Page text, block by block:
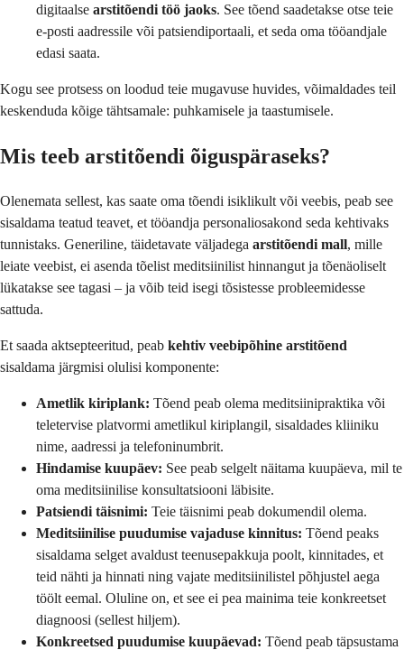
digitaalse arstitõendi töö jaoks. See tõend saadetakse otse teie
e-posti aadressile või patsiendiportaali, et seda oma tööandjale
edasi saata.
Kogu see protsess on loodud teie mugavuse huvides, võimaldades teil
keskenduda kõige tähtsamale: puhkamisele ja taastumisele.
Mis teeb arstitõendi õiguspäraseks?
Olenemata sellest, kas saate oma tõendi isiklikult või veebis, peab see
sisaldama teatud teavet, et tööandja personaliosakond seda kehtivaks
tunnistaks. Generiline, täidetavate väljadega arstitõendi mall, mille
leiate veebist, ei asenda tõelist meditsiinilist hinnangut ja tõenäoliselt
lükatakse see tagasi – ja võib teid isegi tõsistesse probleemidesse
sattuda.
Et saada aktsepteeritud, peab kehtiv veebipõhine arstitõend
sisaldama järgmisi olulisi komponente:
Ametlik kiriplank: Tõend peab olema meditsiinipraktika või
teletervise platvormi ametlikul kiriplangil, sisaldades kliiniku
nime, aadressi ja telefoninumbrit.
Hindamise kuupäev: See peab selgelt näitama kuupäeva, mil te
oma meditsiinilise konsultatsiooni läbisite.
Patsiendi täisnimi: Teie täisnimi peab dokumendil olema.
Meditsiinilise puudumise vajaduse kinnitus: Tõend peaks
sisaldama selget avaldust teenusepakkuja poolt, kinnitades, et
teid nähti ja hinnati ning vajate meditsiinilistel põhjustel aega
töölt eemal. Oluline on, et see ei pea mainima teie konkreetset
diagnoosi (sellest hiljem).
Konkreetsed puudumise kuupäevad: Tõend peab täpsustama